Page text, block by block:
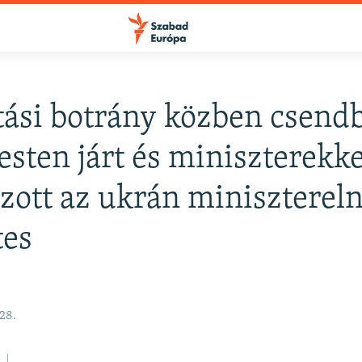
botrány közben
járt és
az ukrán
FELIRATKOZÁS
Apple Podcasts